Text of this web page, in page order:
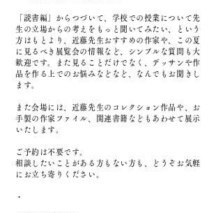
「読書編」からつづいて、学校での授業について先
生の立場からの考えをもっと聞いてみたい、という
方はもとより、近藤先生おすすめの作家や、この夏
に見るべき展覧会の情報など、シンプルな質問も大
歓迎です。また見ることだけでなく、デッサンや作
品を作る上でのお悩みなどなど、なんでもお聞きし
ます。
また会場には、近藤先生のコレクション作品や、お
手製の作家ファイル、関連書籍などもあわせて展示
いたします。
ご予約は不要です。
相談したいことがある方もない方も、どうぞお気軽
にお立ち寄りください。
・